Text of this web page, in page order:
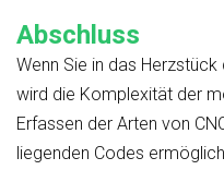
Abschluss
Wenn Sie in das
wird die Komplexität der
Erfassen der Arten von
liegenden Codes